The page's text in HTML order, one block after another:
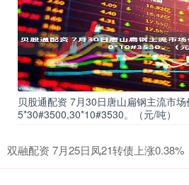
贝股通配资 7月30日唐山扁钢主流市场
5*30#3500,30*10#3530。（元/吨）
双融配资 7月25日凤21转债上涨